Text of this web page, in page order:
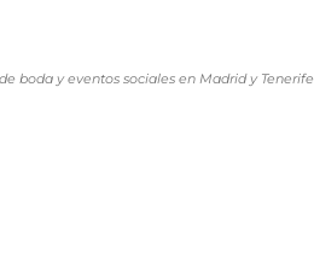
boda y eventos sociales en Madrid y Tenerife